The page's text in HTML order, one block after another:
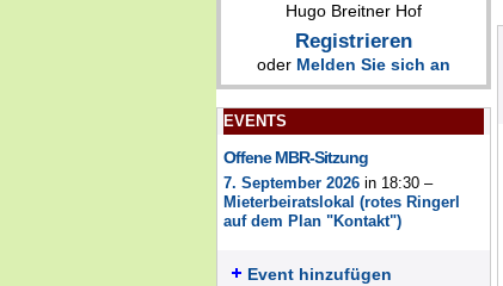
Hugo Breitner Hof
Registrieren
oder Melden Sie sich an
EVENTS
Offene MBR-Sitzung
7. September 2026 in 18:30 –
Mieterbeiratslokal (rotes Ringerl
auf dem Plan "Kontakt")
Event hinzufügen